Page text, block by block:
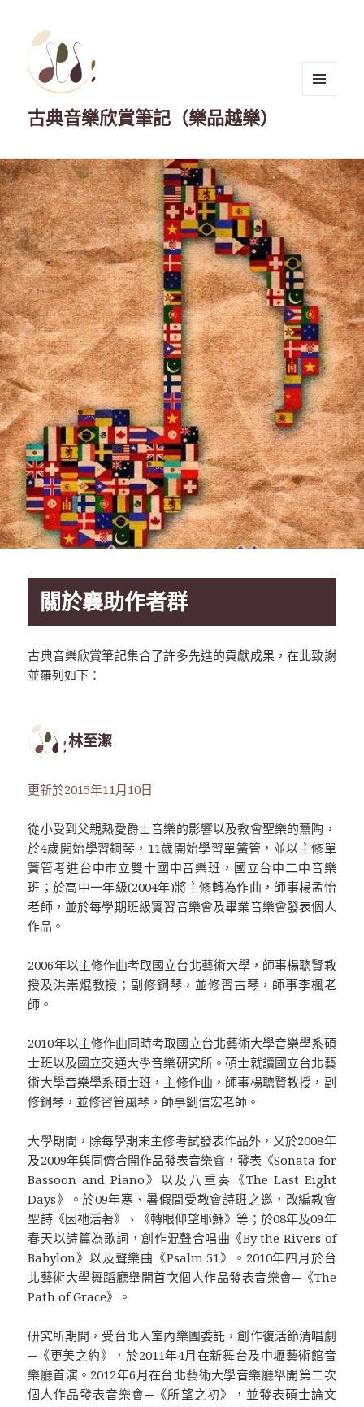
古典音樂欣賞筆記（樂品越樂）
關於襄助作者群
古典音樂欣賞筆記集合了許多先進的貢獻成果，在此致謝
並羅列如下：
林至潔
更新於2015年11月10日
從小受到父親熱愛爵士音樂的影響以及教會聖樂的薰陶，
於4歲開始學習鋼琴，11歲開始學習單簧管，並以主修單
簧管考進台中市立雙十國中音樂班，國立台中二中音樂
班；於高中一年級(2004年)將主修轉為作曲，師事楊孟怡
老師，並於每學期班級實習音樂會及畢業音樂會發表個人
作品。
2006年以主修作曲考取國立台北藝術大學，師事楊聰賢教
授及洪崇焜教授；副修鋼琴，並修習古琴，師事李楓老
師。
2010年以主修作曲同時考取國立台北藝術大學音樂學系碩
士班以及國立交通大學音樂研究所。碩士就讀國立台北藝
術大學音樂學系碩士班，主修作曲，師事楊聰賢教授，副
修鋼琴，並修習管風琴，師事劉信宏老師。
大學期間，除每學期末主修考試發表作品外，又於2008年
及2009年與同儕合開作品發表音樂會，發表《Sonata for
Bassoon and Piano》以及八重奏《The Last Eight
Days》。於09年寒、暑假間受教會詩班之邀，改編教會
聖詩《因祂活著》、《轉眼仰望耶穌》等；於08年及09年
春天以詩篇為歌詞，創作混聲合唱曲《By the Rivers of
Babylon》以及聲樂曲《Psalm 51》。2010年四月於台
北藝術大學舞蹈廳舉開首次個人作品發表音樂會─《The
Path of Grace》。
研究所期間，受台北人室內樂團委託，創作復活節清唱劇
─《更美之約》，於2011年4月在新舞台及中壢藝術館音
樂廳首演。2012年6月在台北藝術大學音樂廳舉開第二次
個人作品發表音樂會─《所望之初》，並發表碩士論文